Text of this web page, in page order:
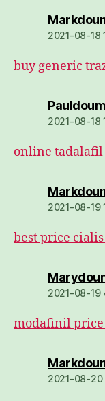
2021-08-18
buy generic
2021-08-18
online tadalafil
2021-08-19
best price
2021-08-19
modafinil price
2021-08-20